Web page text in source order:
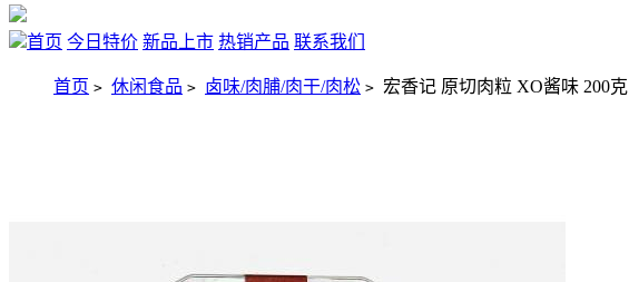
首页 今日特价 新品上市 热销产品 联系我们
首页 > 休闲食品 > 卤味/肉脯/肉干/肉松 > 宏香记 原切肉粒 XO酱味 200克